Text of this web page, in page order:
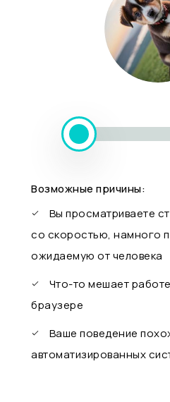
Возможные причины:
Вы просматриваете
со скоростью, намного
ожидаемую от человека
Что-то мешает
браузере
Ваше поведение
автоматизированных